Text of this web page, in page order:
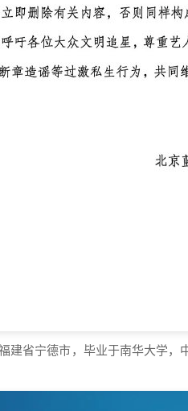
建省宁德市，毕业于南华大学